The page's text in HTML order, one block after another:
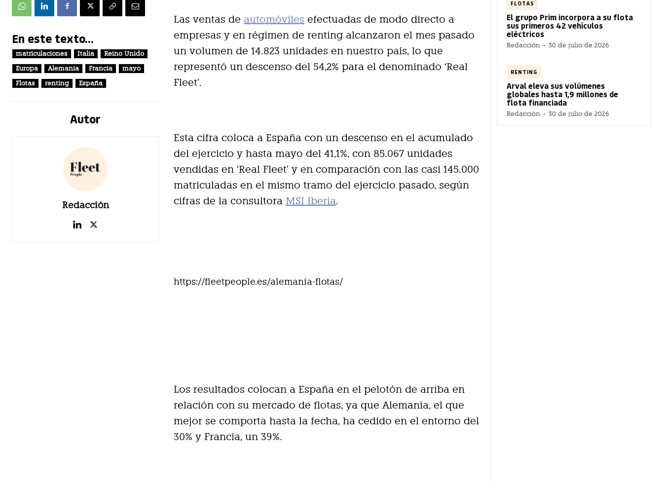
En este texto...
matriculaciones Italia
Reino Unido
Europa
Alemania Francia
mayo
Flotas
renting España
Autor
Redacción
Las ventas de automóviles efectuadas de modo directo a
empresas y en régimen de renting alcanzaron el mes pasado
un volumen de 14.823 unidades en nuestro país, lo que
representó un descenso del 54,2% para el denominado ‘Real
Fleet’.
Esta cifra coloca a España con un descenso en el acumulado
del ejercicio y hasta mayo del 41,1%, con 85.067 unidades
vendidas en ‘Real Fleet’ y en comparación con las casi 145.000
matriculadas en el mismo tramo del ejercicio pasado, según
cifras de la consultora MSI Iberia.
https://fleetpeople.es/alemania-flotas/
Los resultados colocan a España en el pelotón de arriba en
relación con su mercado de flotas, ya que Alemania, el que
mejor se comporta hasta la fecha, ha cedido en el entorno del
30% y Francia, un 39%.
FLOTAS
El grupo Prim incorpora a su flota
sus primeros 42 vehículos
eléctricos
Redacción - 30 de julio de 2026
RENTING
Arval eleva sus volúmenes
globales hasta 1,9 millones de
flota financiada
Redacción - 30 de julio de 2026